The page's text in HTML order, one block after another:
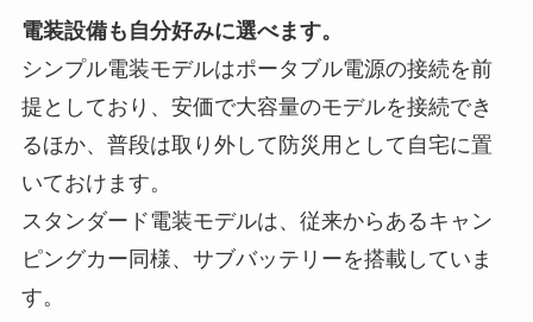
電装設備も自分好みに選べます。
シンプル電装モデルはポータブル電源の接続を前
提としており、安価で大容量のモデルを接続でき
るほか、普段は取り外して防災用として自宅に置
いておけます。
スタンダード電装モデルは、従来からあるキャン
ピングカー同様、サブバッテリーを搭載していま
す。